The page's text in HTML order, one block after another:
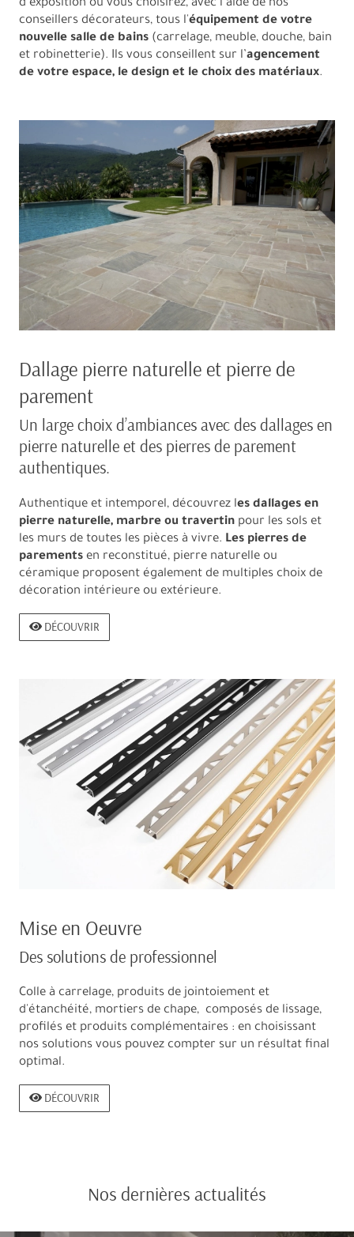
d’exposition où vous choisirez, avec l’aide de nos
conseillers décorateurs, tous l'équipement de votre
nouvelle salle de bains (carrelage, meuble, douche, bain
et robinetterie). Ils vous conseillent sur l’agencement
de votre espace, le design et le choix des matériaux.
Dallage pierre naturelle et pierre de
parement
Un large choix d’ambiances avec des dallages en
pierre naturelle et des pierres de parement
authentiques.
Authentique et intemporel, découvrez les dallages en
pierre naturelle, marbre ou travertin pour les sols et
les murs de toutes les pièces à vivre. Les pierres de
parements en reconstitué, pierre naturelle ou
céramique proposent également de multiples choix de
décoration intérieure ou extérieure.
DÉCOUVRIR
Mise en Oeuvre
Des solutions de professionnel
Colle à carrelage, produits de jointoiement et
d'étanchéité, mortiers de chape, composés de lissage,
profilés et produits complémentaires : en choisissant
nos solutions vous pouvez compter sur un résultat final
optimal.
DÉCOUVRIR
Nos dernières actualités